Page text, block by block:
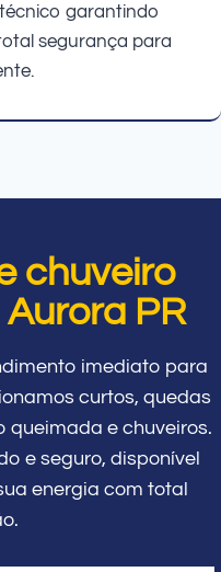
garantindo
segurança para
chuveiro
PR
imediato para
curtos, quedas
queimada e chuveiros.
e seguro, disponível
energia com total